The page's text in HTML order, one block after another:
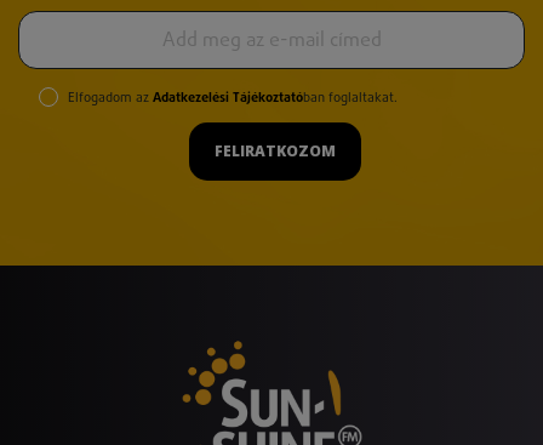
Elfogadom az Adatkezelési Tájékoztatóban foglaltakat.
FELIRATKOZOM